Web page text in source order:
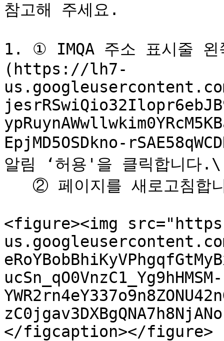
참고해 주세요.
1. ① IMQA 주소 표시줄
(https://lh7-
EpjMD5OSDkno-
알림 ‘허용'을 클릭합니다.\
<figure><img
ucSn_qO0VnzC1_Yg9hHMSM-
</figcaption></figure>